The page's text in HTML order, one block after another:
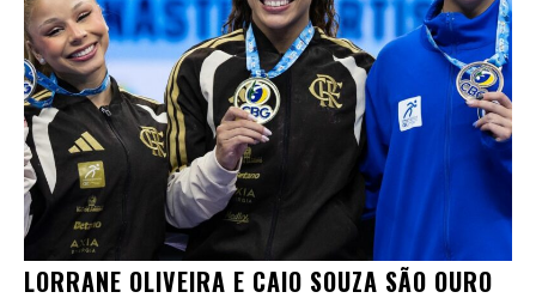
LORRANE OLIVEIRA E CAIO SOUZA SÃO OURO